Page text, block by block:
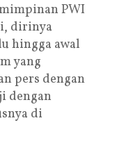
PWI
dirinya
hingga awal
yang
pers dengan
dengan
di